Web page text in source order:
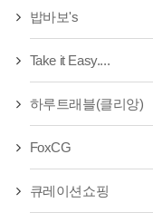
밥바보's
Take it Easy....
하루트래블(클리앙)
FoxCG
큐레이션쇼핑